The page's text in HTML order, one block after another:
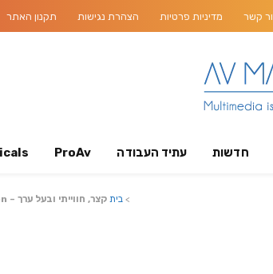
קשר מדיניות פרטיות הצהרת נגישות תקנון האתר
חדשות עתיד העבודה ProAv
>בית קצר, חווייתי ובעל ערך – Crestron אירחה שותפים ולקוחות שנראים כבר כמו חלק מהבית